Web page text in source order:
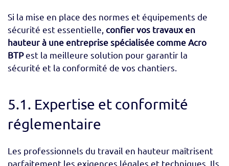
Si la mise en place des normes et équipements de
sécurité est essentielle, confier vos travaux en
hauteur à une entreprise spécialisée comme Acro
BTPest la meilleure solution pour garantir la
sécurité et la conformité de vos chantiers.
5.1. Expertise et conformité
réglementaire
Les professionnels du travail en hauteur maîtrisent
parfaitement les exigences légales et techniques. Ils